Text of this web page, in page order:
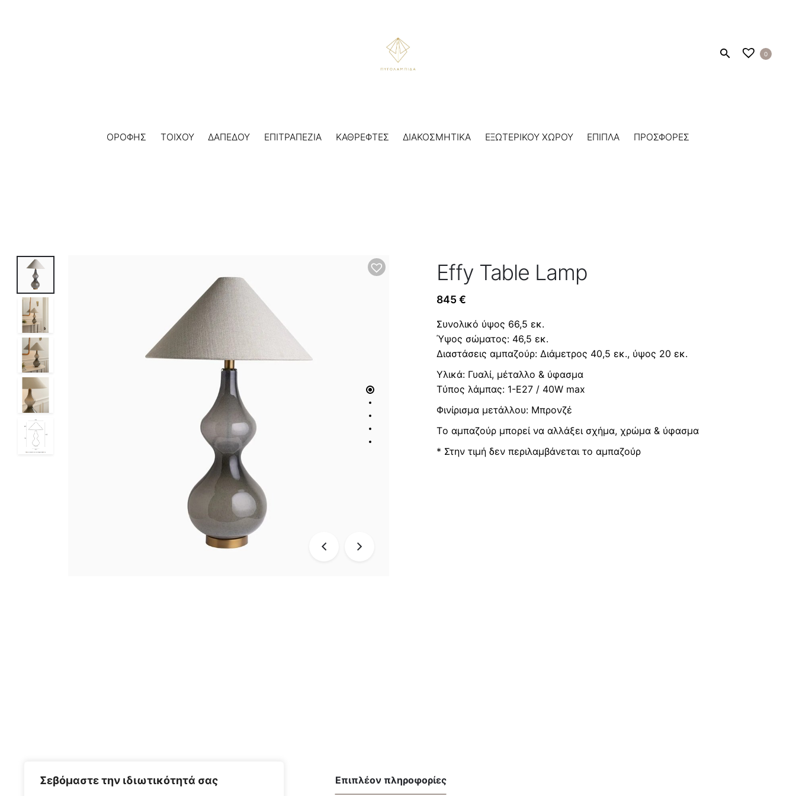
Σεβόμαστε την ιδιωτικότητά σας
0
ΟΡΟΦΗΣ ΤΟΙΧΟΥ ΔΑΠΕΔΟΥ ΕΠΙΤΡΑΠΕΖΙΑ ΚΑΘΡΕΦΤΕΣ ΔΙΑΚΟΣΜΗΤΙΚΑ ΕΞΩΤΕΡΙΚΟΥ ΧΩΡΟΥ ΕΠΙΠΛΑ ΠΡΟΣΦΟΡΕΣ
Effy Table Lamp
845 €
Συνολικό ύψος 66,5 εκ.
Ύψος σώματος: 46,5 εκ.
Διαστάσεις αμπαζούρ: Διάμετρος 40,5 εκ., ύψος 20 εκ.
Υλικά: Γυαλί, μέταλλο & ύφασμα
Tύπος λάμπας: 1-Ε27 / 40W max
Φινίρισμα μετάλλου: Μπρονζέ
Tο αμπαζούρ μπορεί να αλλάξει σχήμα, χρώμα & ύφασμα
* Στην τιμή δεν περιλαμβάνεται το αμπαζούρ
Επιπλέον πληροφορίες